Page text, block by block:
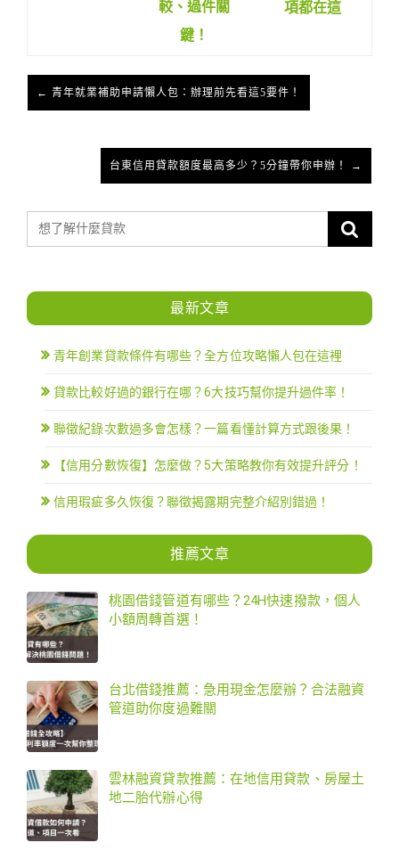
較、過件關
鍵！
項都在這
← 青年就業補助申請懶人包：辦理前先看這5要件！
台東信用貸款額度最高多少？5分鐘帶你申辦！ →
最新文章
青年創業貸款條件有哪些？全方位攻略懶人包在這裡
貸款比較好過的銀行在哪？6大技巧幫你提升過件率！
聯徵紀錄次數過多會怎樣？一篇看懂計算方式跟後果！
【信用分數恢復】怎麼做？5大策略教你有效提升評分！
信用瑕疵多久恢復？聯徵揭露期完整介紹別錯過！
推薦文章
桃園借錢管道有哪些？24H快速撥款，個人
小額周轉首選！
台北借錢推薦：急用現金怎麼辦？合法融資
管道助你度過難關
雲林融資貸款推薦：在地信用貸款、房屋土
地二胎代辦心得